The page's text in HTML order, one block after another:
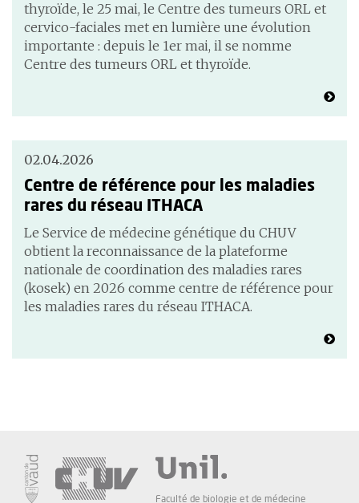
thyroïde, le 25 mai, le Centre des tumeurs ORL et
cervico-faciales met en lumière une évolution
importante : depuis le 1er mai, il se nomme
Centre des tumeurs ORL et thyroïde.
02.04.2026
Centre de référence pour les maladies
rares du réseau ITHACA
Le Service de médecine génétique du CHUV
obtient la reconnaissance de la plateforme
nationale de coordination des maladies rares
(kosek) en 2026 comme centre de référence pour
les maladies rares du réseau ITHACA.
Faculté de biologie et de médecine